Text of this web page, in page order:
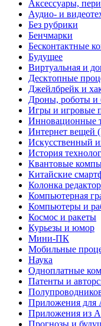
Аксессуары,
Аудио- и
Без рубрики
Бенчмарки
Бесконтактные
Будущее
Виртуальная и
Десктопные
Джейлбрейк и
Дроны, роботы и
Игры и игровые
Инновационные
Интернет вещей
Искусственный
История
Квантовые
Китайские
Колонка
Компьютерная
Компьютеры и
Космос и ракеты
Курьезы и юмор
Мини-ПК
Мобильные
Наука
Одноплатные
Патенты и
Приложения для
Приложения из